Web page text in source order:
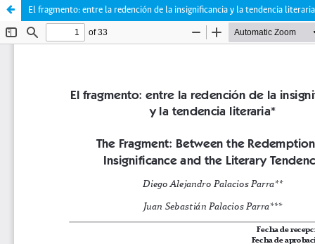
El fragmento: entre la redención de la insignificancia y la tendencia literaria